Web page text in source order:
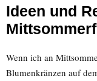
Ideen und
Wenn ich an
Blumenkränzen auf